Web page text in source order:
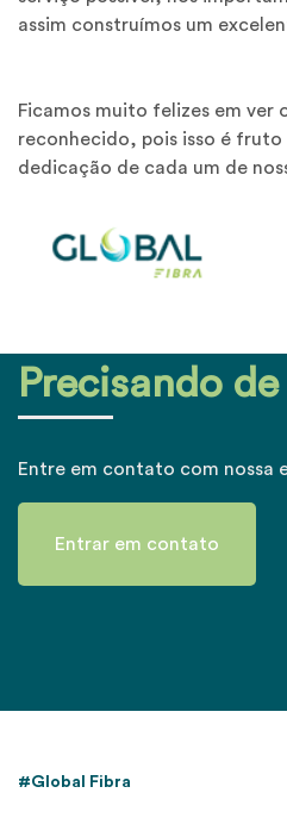
Combos
Contato
assim construímos um
Ficamos muito felizes em ver
reconhecido, pois isso é
dedicação de cada um de
Precisando
Entre em contato com nossa
Entrar em contato
#Global Fibra